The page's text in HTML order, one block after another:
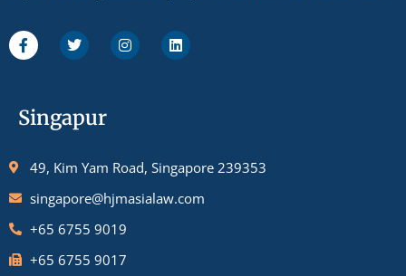
Singapur
49, Kim Yam Road, Singapore 239353
singapore@hjmasialaw.com
+65 6755 9019
+65 6755 9017